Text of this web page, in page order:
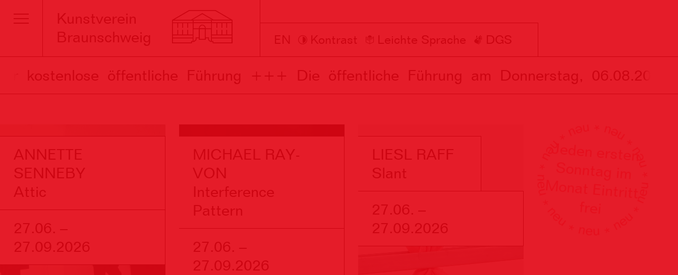
Kunstverein
Braunschweig
EN Kontrast Leichte Sprache DGS
öffentliche Führung +++ Die öffentliche Führung am Donnerstag, 06.08.2026
ANNETTE
SENNEBY
Attic
27.06. –
27.09.2026
MICHAEL RAY-
VON
Interference
Pattern
27.06. –
27.09.2026
LIESL RAFF
Slant
27.06. –
27.09.2026